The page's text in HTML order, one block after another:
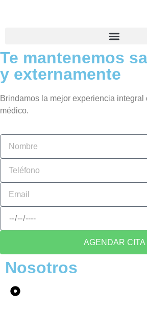
Te mantenemos
y externamente
Brindamos la mejor experiencia integral
médico.
AGENDAR CITA
Nosotros